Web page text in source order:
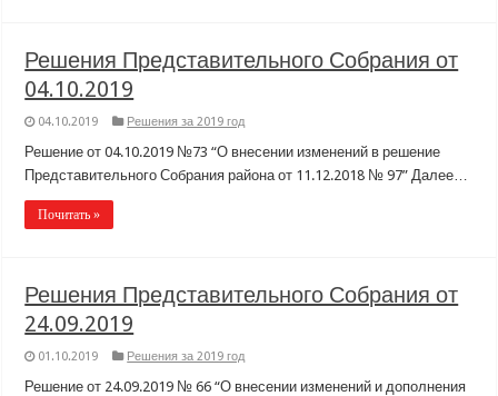
Решения Представительного Собрания от
04.10.2019
04.10.2019 Решения за 2019 год
Решение от 04.10.2019 №73 “О внесении изменений в решение
Представительного Собрания района от 11.12.2018 № 97” Далее…
Почитать »
Решения Представительного Собрания от
24.09.2019
01.10.2019 Решения за 2019 год
Решение от 24.09.2019 № 66 “О внесении изменений и дополнения